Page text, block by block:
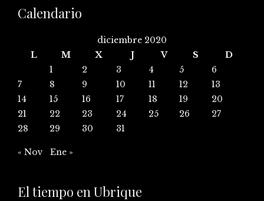
Calendario
diciembre 2020
L
M X J V S
D
1
2 3 4 5
6
7
8 9 10 11 12
13
14
15 16 17 18 19
20
21
22 23 24 25 26
27
28
29 30 31
« Nov Ene »
El tiempo en Ubrique